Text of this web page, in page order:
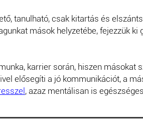
tanulható, csak kitartás és
mások helyzetébe, fejezzük ki
karrier során, hiszen
elősegíti a jó kommunikációt, a
, azaz mentálisan is